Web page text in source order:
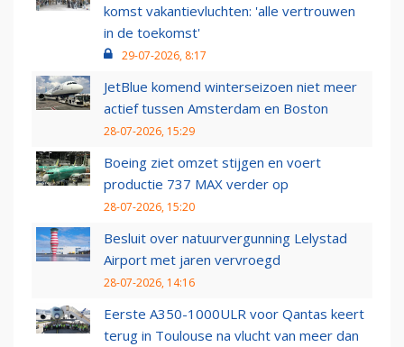
komst vakantievluchten: 'alle vertrouwen
in de toekomst'
29-07-2026, 8:17
JetBlue komend winterseizoen niet meer
actief tussen Amsterdam en Boston
28-07-2026, 15:29
Boeing ziet omzet stijgen en voert
productie 737 MAX verder op
28-07-2026, 15:20
Besluit over natuurvergunning Lelystad
Airport met jaren vervroegd
28-07-2026, 14:16
Eerste A350-1000ULR voor Qantas keert
terug in Toulouse na vlucht van meer dan